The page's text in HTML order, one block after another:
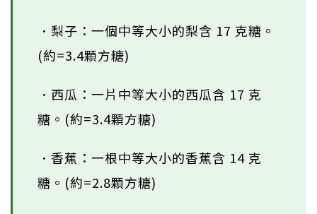
．梨子：一個中等大小的梨含 17 克糖。
(約=3.4顆方糖)
．西瓜：一片中等大小的西瓜含 17 克
糖。(約=3.4顆方糖)
．香蕉：一根中等大小的香蕉含 14 克
糖。(約=2.8顆方糖)